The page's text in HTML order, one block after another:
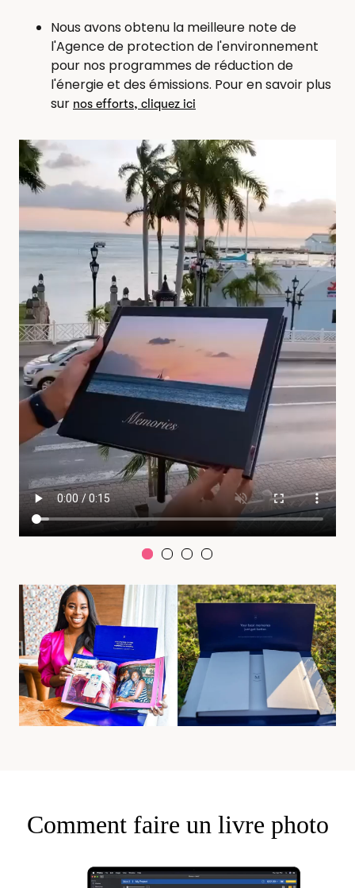
Nous avons obtenu la meilleure note de
l'Agence de protection de l'environnement
pour nos programmes de réduction de
l'énergie et des émissions. Pour en savoir plus
sur nos efforts, cliquez ici
Comment faire un livre photo